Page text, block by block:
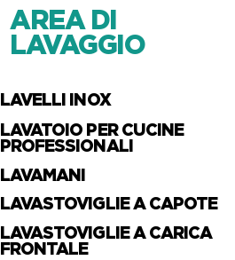
AREA DI
LAVAGGIO
LAVELLI INOX
LAVATOIO PER CUCINE
PROFESSIONALI
LAVAMANI
LAVASTOVIGLIE A CAPOTE
LAVASTOVIGLIE A CARICA
FRONTALE